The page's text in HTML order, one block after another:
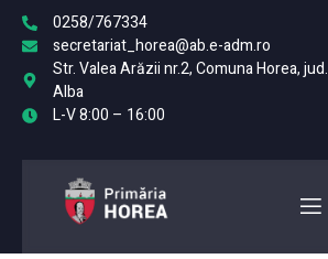
0258/767334
secretariat_horea@ab.e-adm.ro
Str. Valea Arăzii nr.2, Comuna Horea, jud.
Alba
L-V 8:00 – 16:00